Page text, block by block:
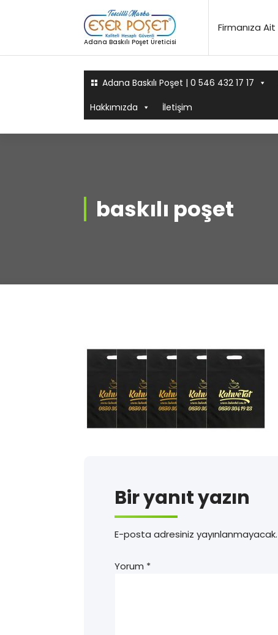
Adana Baskılı Poşet Üreticisi
Firmanıza Ait
Adana Baskılı Poşet | 0 546 432 17 17
Hakkımızda
İletişim
baskılı poşet
Bir yanıt yazın
E-posta adresiniz yayınlanmayacak.
Yorum *